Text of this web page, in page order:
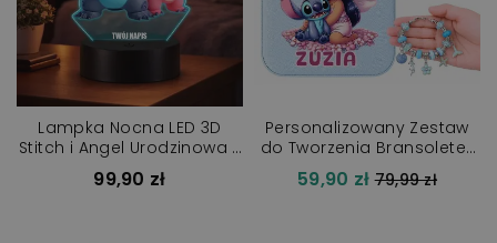
Lampka Nocna LED 3D
Stitch i Angel Urodzinowa z
Imieniem
99,90 zł
Personalizowany Zestaw
do Tworzenia Bransoletek
Charms Lilo i Stitch z
Imieniem + Szkatułka Stich
59,90 zł Cena
79,99 zł